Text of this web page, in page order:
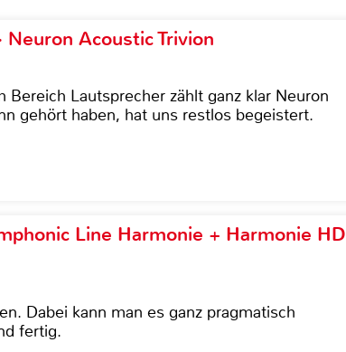
Acoustic Trivion
Lautsprecher zählt ganz klar Neuron
gehört haben, hat uns restlos begeistert.
Line Harmonie + Harmonie HD
Dabei kann man es ganz pragmatisch
fertig.